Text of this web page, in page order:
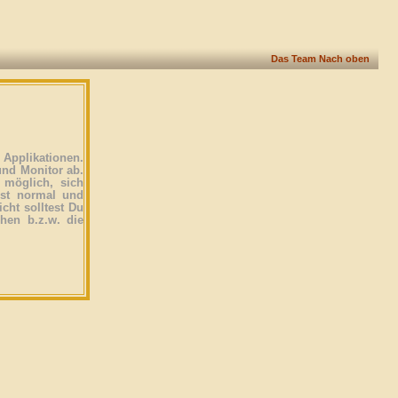
Das Team Nach oben
Monitor ab.
sich
normal und
solltest Du
b.z.w. die